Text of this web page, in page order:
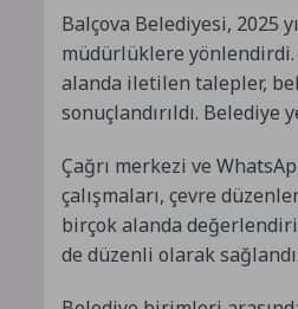
Balçova Belediyesi, 2025
müdürlüklere yönlendirdi.
alanda iletilen talepler,
sonuçlandırıldı.
Çağrı merkezi ve
çalışmaları, çevre
birçok alanda
de düzenli olarak sağlandı.